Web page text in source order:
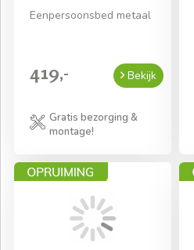
Eenpersoonsbed metaal
419,- Bekijk
Gratis bezorging &
montage!